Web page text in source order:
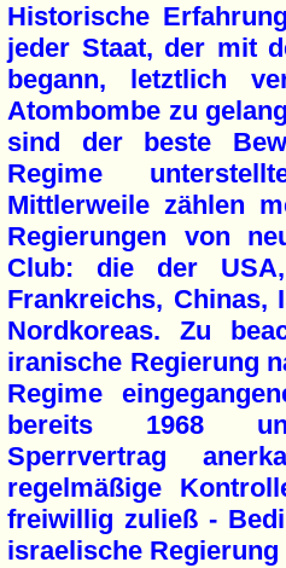
Historische
jeder Staat, der mit
begann, letztlich
Atombombe zu
sind der beste
Regime
Mittlerweile zählen
Regierungen von
Club: die der USA,
Frankreichs, Chinas,
Nordkoreas. Zu
iranische Regierung
Regime
bereits 1968
Sperrvertrag
regelmäßige
freiwillig zuließ -
israelische